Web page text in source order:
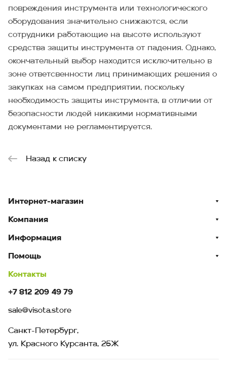
повреждения инструмента или технологического
оборудования значительно снижаются, если
сотрудники работающие на высоте используют
средства защиты инструмента от падения. Однако,
окончательный выбор находится исключительно в
зоне ответсвенности лиц принимающих решения о
закупках на самом предприятии, поскольку
необходимость защиты инструмента, в отличии от
безопасности людей никакими нормативными
документами не регламентируется.
Назад к списку
Интернет-магазин
Компания
Информация
Помощь
Контакты
+7 812 209 49 79
sale@visota.store
Санкт-Петербург,
ул. Красного Курсанта, 25Ж